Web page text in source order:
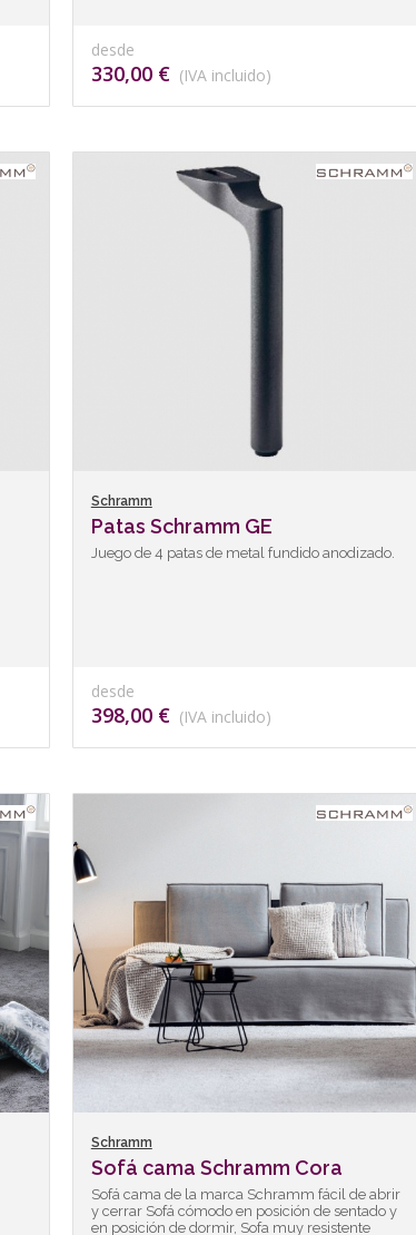
desde
330,00 €(IVA incluido)
Schramm
Patas Schramm GE
Juego de 4 patas de metal fundido anodizado.
desde
398,00 €(IVA incluido)
Schramm
Sofá cama Schramm Cora
Sofá cama de la marca Schramm fácil de abrir
y cerrar Sofá cómodo en posición de sentado y
en posición de dormir, Sofa muy resistente